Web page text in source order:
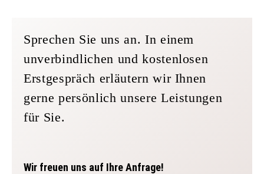
Sprechen Sie uns an. In einem
unverbindlichen und kostenlosen
Erstgespräch erläutern wir Ihnen
gerne persönlich unsere Leistungen
für Sie.
Wir freuen uns auf Ihre Anfrage!